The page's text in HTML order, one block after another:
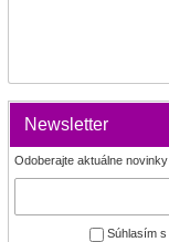
Newsletter
Odoberajte aktuálne novinky
Súhlasím s